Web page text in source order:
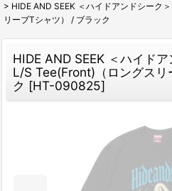
> HIDE AND SEEK ＜ハイドアンドシーク
リーブTシャツ） / ブラック
HIDE AND SEEK ＜ハイド
L/S Tee(Front)（ロングスリ
ク [HT-090825]